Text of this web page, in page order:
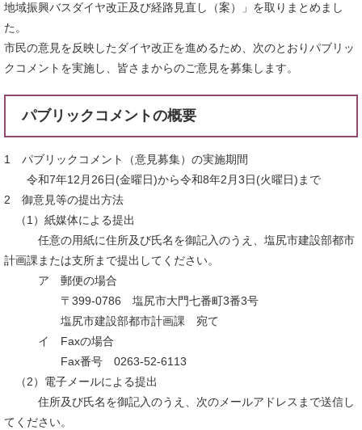
地域振興バスダイヤ改正及び経路見直し（案）」を取りまとめまし
た。
市民の意見を反映したダイヤ改正を進めるため、次のとおりパブリッ
クコメントを実施し、皆さまからのご意見を募集します。
パブリックコメントの概要
1 パブリックコメント（意見募集）の実施期間
令和7年12月26日(金曜日)から令和8年2月3日(火曜日)まで
2 御意見等の提出方法
（1）紙媒体による提出
任意の用紙に住所及び氏名を御記入のうえ、塩尻市建設部都市
計画課または支所まで提出してください。
ア 郵便の場合
〒399-0786 塩尻市大門七番町3番3号
塩尻市建設部都市計画課 宛て
イ Faxの場合
Fax番号 0263-52-6113
（2）電子メールによる提出
住所及び氏名を御記入のうえ、次のメールアドレスまで送信し
てください。